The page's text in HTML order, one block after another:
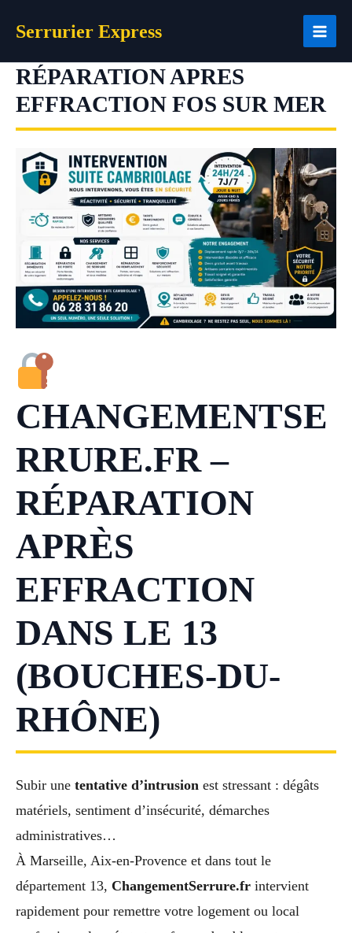
Serrurier Express
RÉPARATION APRES
EFFRACTION FOS SUR MER
CHANGEMENTSE
RRURE.FR –
RÉPARATION
APRÈS
EFFRACTION
DANS LE 13
(BOUCHES-DU-
RHÔNE)
Subir une tentative d’intrusion est stressant : dégâts
matériels, sentiment d’insécurité, démarches
administratives…
À Marseille, Aix-en-Provence et dans tout le
département 13, ChangementSerrure.fr intervient
rapidement pour remettre votre logement ou local